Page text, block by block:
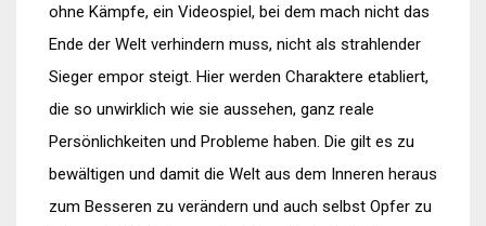
ohne Kämpfe, ein Videospiel, bei dem mach nicht das
Ende der Welt verhindern muss, nicht als strahlender
Sieger empor steigt. Hier werden Charaktere etabliert,
die so unwirklich wie sie aussehen, ganz reale
Persönlichkeiten und Probleme haben. Die gilt es zu
bewältigen und damit die Welt aus dem Inneren heraus
zum Besseren zu verändern und auch selbst Opfer zu